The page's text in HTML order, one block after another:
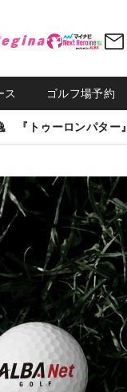
ス ゴルフ場予約
『トゥーロンパター』